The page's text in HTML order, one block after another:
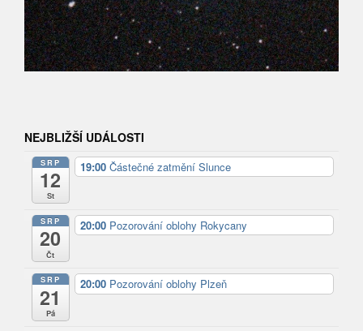
NEJBLIŽŠÍ UDÁLOSTI
SRP
12
St
19:00 Částečné zatmění Slunce
SRP
20
Čt
20:00 Pozorování oblohy Rokycany
SRP
21
Pá
20:00 Pozorování oblohy Plzeň